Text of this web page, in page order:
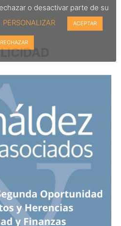
o desactivar parte de su
PERSONALIZAR ACEPTAR
RECHAZAR